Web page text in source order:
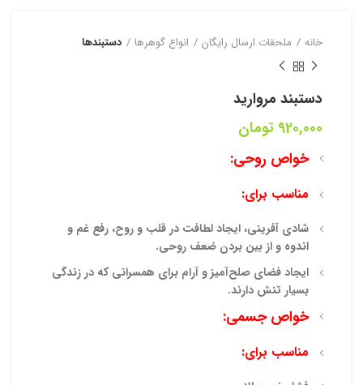
خانه ملحقات ارسال رایگان انواع گوهرها دستبند‌ها
دستبند مروارید
920,000 تومان
خواص روحی:
مناسب برای:
شادی آفرینی، ایجاد لطافت در قلب و روح، رفع غم و
اندوه و از بین بردن ضعف روحی.
ایجاد فضای صلح‌آمیز و آرام برای همسرانی که در زندگی
بسیار تنش دارند.
خواص جسمی:
مناسب برای: